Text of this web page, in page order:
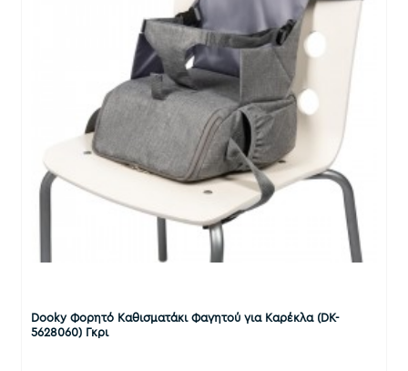
Dooky Φορητό Καθισματάκι Φαγητού για Καρέκλα (DK-
5628060) Γκρι